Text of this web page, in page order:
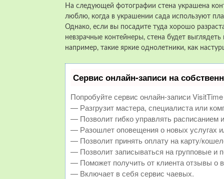
На следующей фотографии стена украшена
люблю, когда в украшении сада используют
Однако, если вы посадите туда хорошо
невзрачные контейнеры, стена будет
например, такие яркие однолетники, как
Сервис онлайн-записи на
Попробуйте сервис онлайн-записи
— Разгрузит мастера, специалиста или
— Позволит гибко управлять расписанием и
— Разошлет оповещения о новых услугах
— Позволит принять оплату на карту/
— Позволит записываться на групповые и
— Поможет получить от клиента отзывы о
— Включает в себя сервис чаевых.